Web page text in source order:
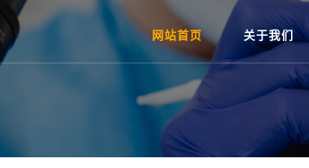
网站首页 关于我们